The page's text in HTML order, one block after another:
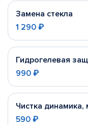
Замена стекла
1 290 ₽
Гидрогелевая
990 ₽
Чистка
590 ₽